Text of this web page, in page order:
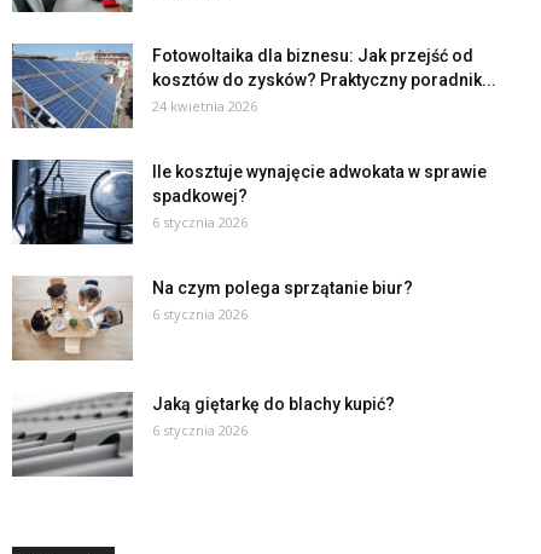
Fotowoltaika dla biznesu: Jak przejść od
kosztów do zysków? Praktyczny poradnik...
24 kwietnia 2026
Ile kosztuje wynajęcie adwokata w sprawie
spadkowej?
6 stycznia 2026
Na czym polega sprzątanie biur?
6 stycznia 2026
Jaką giętarkę do blachy kupić?
6 stycznia 2026